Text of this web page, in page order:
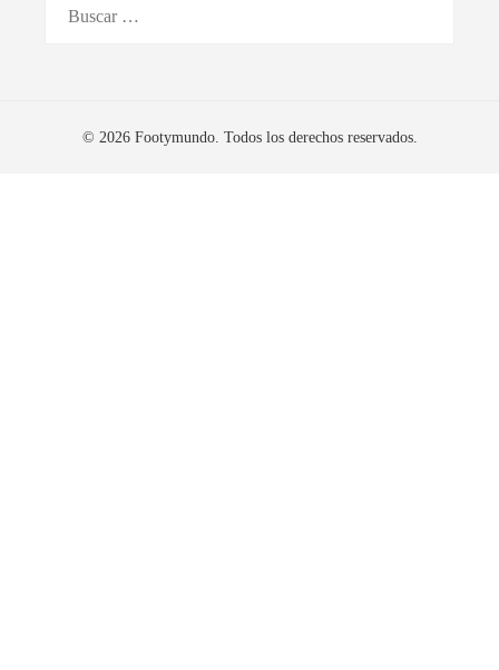
© 2026 Footymundo. Todos los derechos reservados.